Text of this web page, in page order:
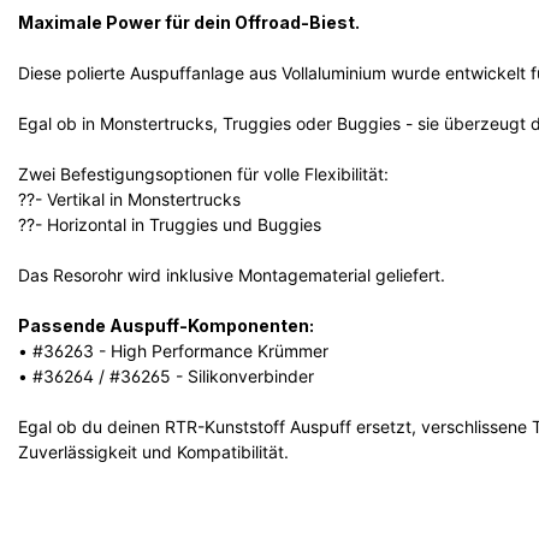
Maximale Power für dein Offroad-Biest.
Diese polierte Auspuffanlage aus Vollaluminium wurde
Egal ob in Monstertrucks, Truggies oder Buggies - sie
Zwei Befestigungsoptionen für volle Flexibilität:
??- Vertikal in Monstertrucks
??- Horizontal in Truggies und Buggies
Das Resorohr wird inklusive Montagematerial geliefert.
Passende Auspuff-Komponenten:
• #36263 - High Performance Krümmer
• #36264 / #36265 - Silikonverbinder
Egal ob du deinen RTR-Kunststoff Auspuff ersetzt,
Zuverlässigkeit und Kompatibilität.